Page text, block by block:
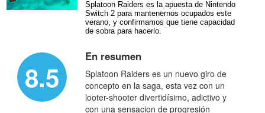
Splatoon Raiders es la apuesta de Nintendo
Switch 2 para mantenernos ocupados este
verano, y confirmamos que tiene capacidad
de sobra para hacerlo.
8.5
En resumen
Splatoon Raiders es un nuevo giro de
concepto en la saga, esta vez con un
looter-shooter divertidísimo, adictivo y
con una sensacion de progresión